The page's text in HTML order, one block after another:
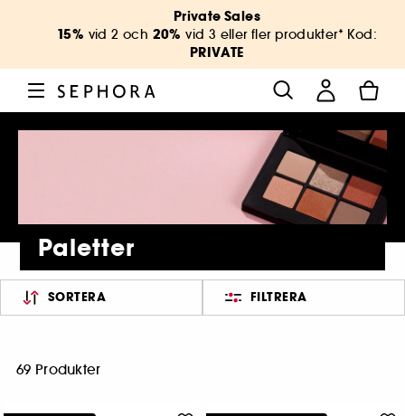
Private Sales
15% vid 2 och 20% vid 3 eller fler produkter* Kod:
PRIVATE
Paletter
SORTERA FILTRERA
69 Produkter